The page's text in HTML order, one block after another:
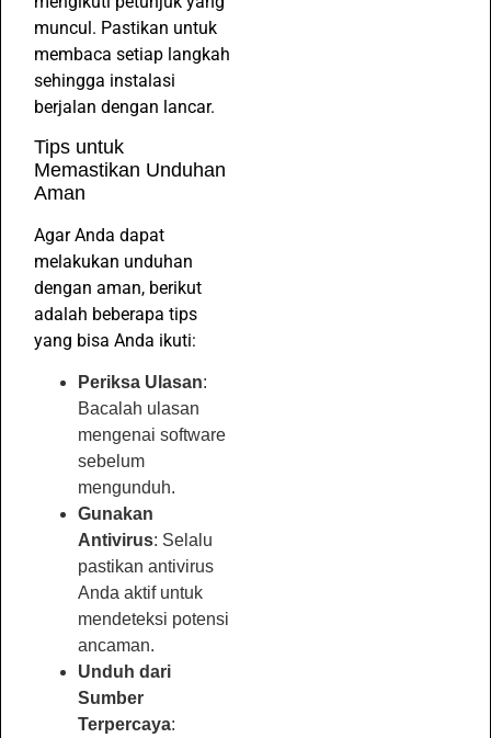
muncul. Pastikan untuk
membaca setiap langkah
sehingga instalasi
berjalan dengan lancar.
Tips untuk
Memastikan Unduhan
Aman
Agar Anda dapat
melakukan unduhan
dengan aman, berikut
adalah beberapa tips
yang bisa Anda ikuti:
Periksa Ulasan:
Bacalah ulasan
mengenai software
sebelum
mengunduh.
Gunakan
Antivirus: Selalu
pastikan antivirus
Anda aktif untuk
mendeteksi potensi
ancaman.
Unduh dari
Sumber
Terpercaya: